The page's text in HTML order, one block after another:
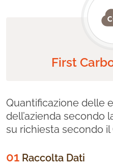
First
Quantificazione delle
dell’azienda secondo
su richiesta secondo il
01 Raccolta Dati